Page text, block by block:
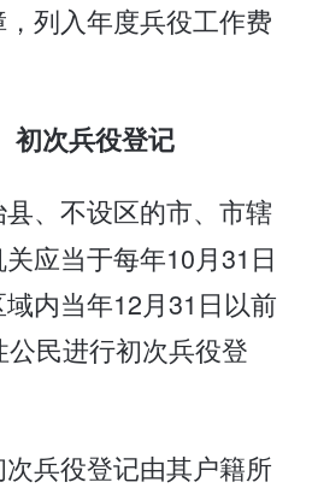
列入年度兵役工作费
次兵役登记
、不设区的市、市辖
应当于每年10月31日
内当年12月31日以前
民进行初次兵役登
兵役登记由其户籍所